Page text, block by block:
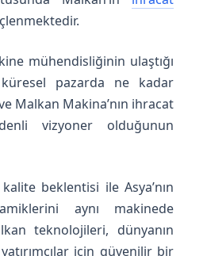
mühendisliğinin ulaştığı
pazarda ne kadar
Malkan Makina’nın ihracat
vizyoner olduğunun
beklentisi ile Asya’nın
aynı makinede
teknolojileri, dünyanın
için güvenilir bir